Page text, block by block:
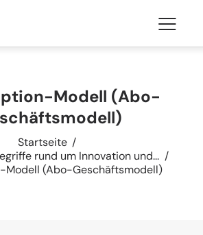
Modell (Abo-
Startseite
rund um Innovation und...
Modell (Abo-Geschäftsmodell)